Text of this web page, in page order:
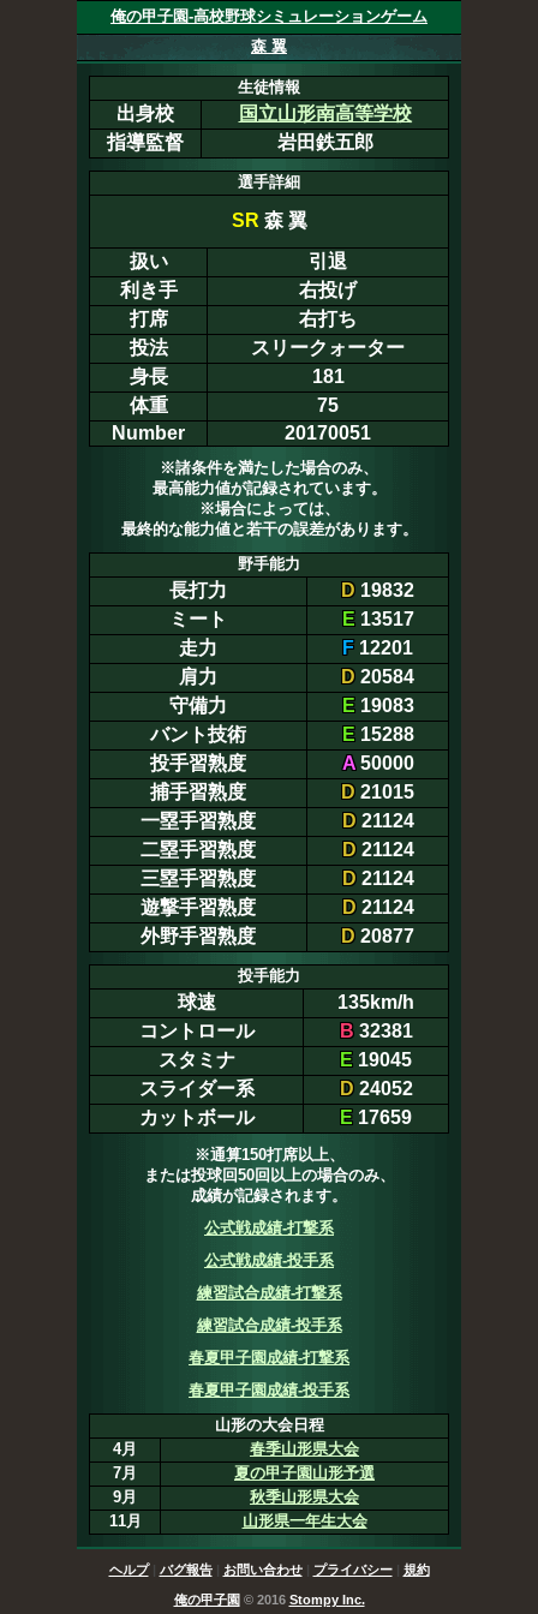
俺の甲子園-高校野球シミュレーションゲーム
森 翼
生徒情報
出身校
国立山形南高等学校
指導監督
岩田鉄五郎
選手詳細
SR 森 翼
扱い
引退
利き手
右投げ
打席
右打ち
投法
スリークォーター
身長
181
体重
75
Number
20170051
※諸条件を満たした場合のみ、
最高能力値が記録されています。
※場合によっては、
最終的な能力値と若干の誤差があります。
野手能力
長打力 D 19832
ミート
E13517
走力
F 12201
肩力
D 20584
守備力
E19083
バント技術
E15288
投手習熟度
A50000
捕手習熟度
D 21015
一塁手習熟度
D21124
二塁手習熟度
D21124
三塁手習熟度
D21124
遊撃手習熟度
D21124
外野手習熟度
D 20877
投手能力
球速
135km/h
コントロール
B32381
スタミナ
E 19045
スライダー系
D24052
カットボール
E 17659
※通算150打席以上、
または投球回50回以上の場合のみ、
成績が記録されます。
公式戦成績-打撃系
公式戦成績-投手系
練習試合成績-打撃系
練習試合成績-投手系
春夏甲子園成績-打撃系
春夏甲子園成績-投手系
山形の大会日程
4月
春季山形県大会
7月
夏の甲子園山形予選
9月
秋季山形県大会
11月
山形県一年生大会
ヘルプ| バグ報告| お問い合わせ| プライバシー| 規約
俺の甲子園 © 2016 Stompy Inc.